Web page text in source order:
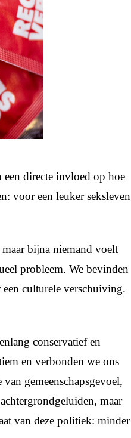
een directe invloed op hoe
voor een leuker seksleven
bijna niemand voelt
probleem. We bevinden
een culturele verschuiving.
conservatief en
en verbonden we ons
gemeenschapsgevoel,
maar
van deze politiek: minder